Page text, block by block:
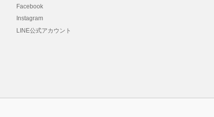
Facebook
Instagram
LINE公式アカウント